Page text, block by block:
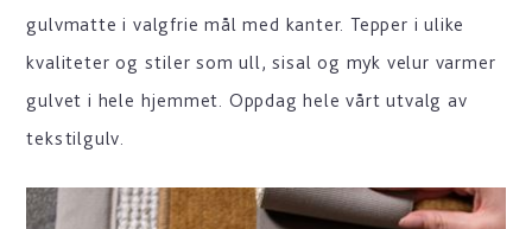
gulvmatte i valgfrie mål med kanter. Tepper i ulike
kvaliteter og stiler som ull, sisal og myk velur varmer
gulvet i hele hjemmet. Oppdag hele vårt utvalg av
tekstilgulv.